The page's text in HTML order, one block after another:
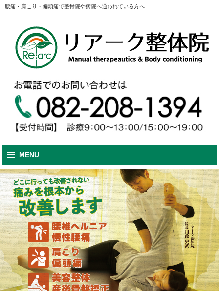
腰痛・肩こり・偏頭痛で整骨院や病院へ通われている方へ
MENU